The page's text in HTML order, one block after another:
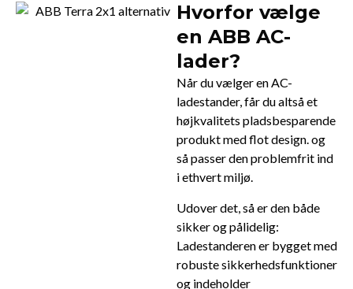
Hvorfor vælge
en ABB AC-
lader?
Når du vælger en AC-
ladestander, får du altså et
højkvalitets pladsbesparende
produkt med flot design. og
så passer den problemfrit ind
i ethvert miljø.
Udover det, så er den både
sikker og pålidelig:
Ladestanderen er bygget med
robuste sikkerhedsfunktioner
og indeholder